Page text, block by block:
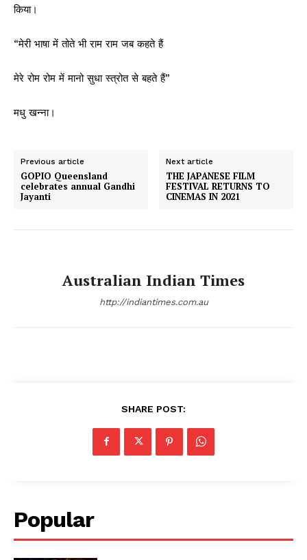
किया।
“मेरी भाषा में तोते भी राम राम जब कहते हैं
मेरे रोम रोम में मानो सुधा स्त्रोत से बहते हैं”
मधु खन्ना।
Previous article
GOPIO Queensland
celebrates annual Gandhi
Jayanti
Next article
THE JAPANESE FILM
FESTIVAL RETURNS TO
CINEMAS IN 2021
Australian Indian Times
http://indiantimes.com.au
SHARE POST:
Popular